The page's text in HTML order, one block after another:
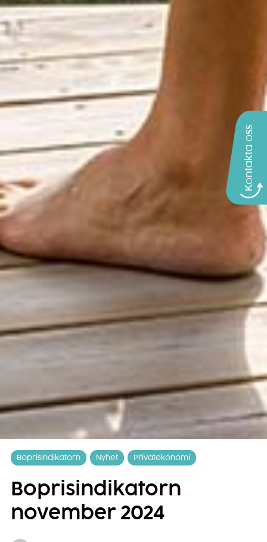
Kontakta oss
Boprisindikatorn Nyhet Privatekonomi
Boprisindikatorn
november 2024